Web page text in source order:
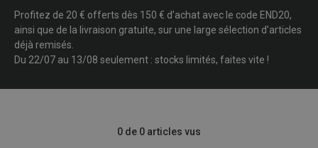
Profitez de 20 € offerts dès 150 € d’achat avec le code END20,
ainsi que de la livraison gratuite, sur une large sélection d’articles
déjà remisés.
Du 22/07 au 13/08 seulement : stocks limités, faites vite !
0 de 0 articles vus